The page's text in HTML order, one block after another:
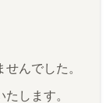
んでした。
します。